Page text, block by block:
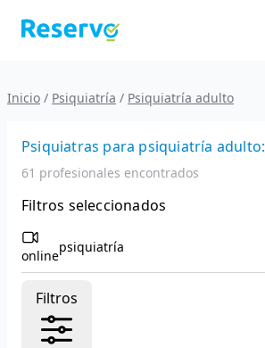
Inicio / Psiquiatría / Psiquiatría adulto
Psiquiatras para psiquiatría adulto:
61 profesionales encontrados
Filtros seleccionados
online
psiquiatría
Filtros